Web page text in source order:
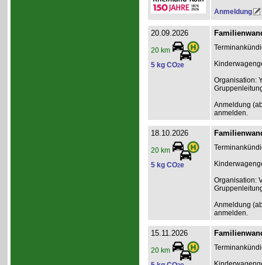
Anmeldung
20.09.2026
20 km
5 kg CO2e
Organisation:
Anmeldung
anmelden.
18.10.2026
20 km
5 kg CO2e
Organisation:
Anmeldung
anmelden.
15.11.2026
20 km